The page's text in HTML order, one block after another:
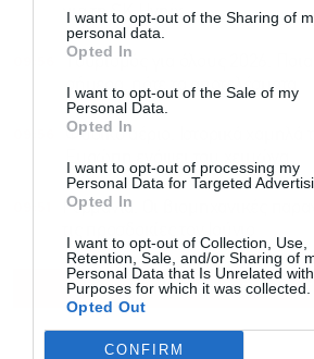
I want to opt-out of the Sharing of
personal data.
Opted In
I want to opt-out of the Sale of my
Personal Data.
Opted In
I want to opt-out of processing my
Personal Data for Targeted
Opted In
I want to opt-out of Collection, Use,
Retention, Sale, and/or Sharing of
Personal Data that Is Unrelated
Purposes for which it was collected.
Opted Out
CONFIRM
για τη SK Hynix
Τουρισμός για όλους 2026:
σήμερα, πότε τα αποτελέσματα
Φυσικό αέριο: Ιστορικά χαμηλά
Ευρώπη ενόψει του χειμώνα
Γερμανία: Οι βιομηχανικές
ΟΛΕΣ ΟΙ ΕΙΔΗΣΕΙΣ